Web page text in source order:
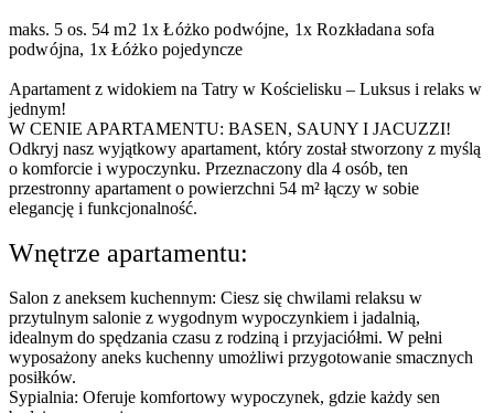
maks. 5 os. 54 m2 1x Łóżko podwójne, 1x Rozkładana sofa
podwójna, 1x Łóżko pojedyncze
Apartament z widokiem na Tatry w Kościelisku – Luksus i relaks w
jednym!
W CENIE APARTAMENTU: BASEN, SAUNY I JACUZZI!
Odkryj nasz wyjątkowy apartament, który został stworzony z myślą
o komforcie i wypoczynku. Przeznaczony dla 4 osób, ten
przestronny apartament o powierzchni 54 m² łączy w sobie
elegancję i funkcjonalność.
Wnętrze apartamentu:
Salon z aneksem kuchennym: Ciesz się chwilami relaksu w
przytulnym salonie z wygodnym wypoczynkiem i jadalnią,
idealnym do spędzania czasu z rodziną i przyjaciółmi. W pełni
wyposażony aneks kuchenny umożliwi przygotowanie smacznych
posiłków.
Sypialnia: Oferuje komfortowy wypoczynek, gdzie każdy sen